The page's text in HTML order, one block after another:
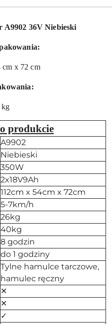
36V Niebieski
cm x 72 cm
kg
produkcie
A9902
Niebieski
350W
2x18V9Ah
112cm x 54cm x 72cm
5-7km/h
26kg
40kg
8 godzin
do 1 godziny
Tylne hamulce tarczowe,
hamulec ręczny
✕
✕
✓